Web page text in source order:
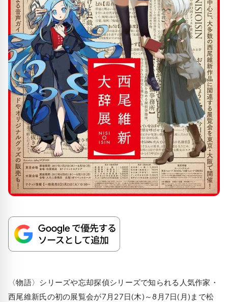
〈物語〉シリーズや忘却探偵シリーズで知られる人気作家・
西尾維新氏の初の展覧会が7月27日(木)～8月7日(月)まで松